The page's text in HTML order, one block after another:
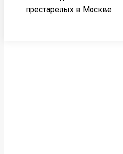
престарелых в Москве